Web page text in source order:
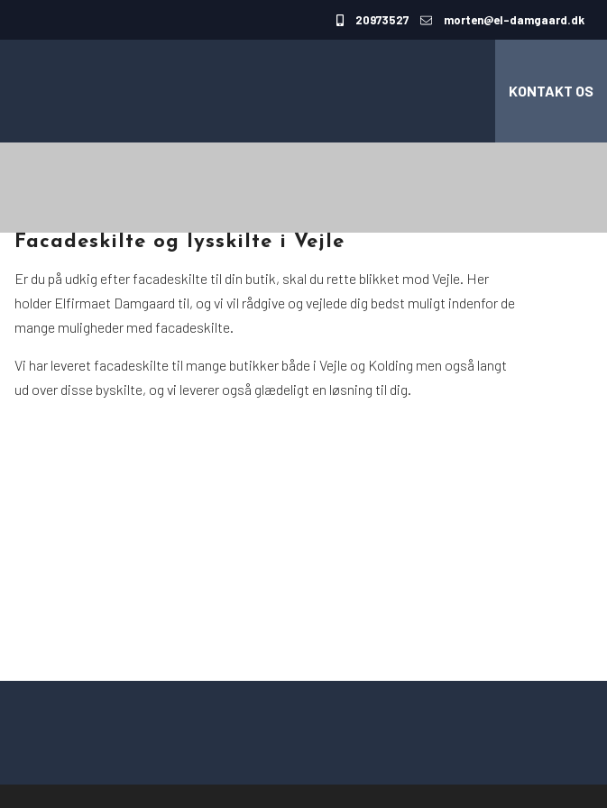
20973527 morten@el-damgaard.dk
KONTAKT OS
Facadeskilte og lysskilte i Vejle
Er du på udkig efter facadeskilte til din butik, skal du rette blikket mod Vejle. Her
holder Elfirmaet Damgaard til, og vi vil rådgive og vejlede dig bedst muligt indenfor de
mange muligheder med facadeskilte.
Vi har leveret facadeskilte til mange butikker både i Vejle og Kolding men også langt
ud over disse byskilte, og vi leverer også glædeligt en løsning til dig.